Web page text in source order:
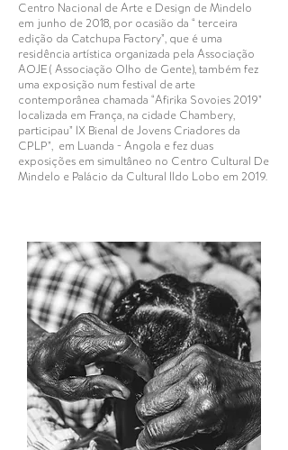
Centro Nacional de Arte e Design de Mindelo
em junho de 2018, por ocasião da “ terceira
edição da Catchupa Factory”, que é uma
residência artística organizada pela Associação
AOJE ( Associação Olho de Gente), também fez
uma exposição num festival de arte
contemporânea chamada “Afirika Sovoies 2019”
localizada em França, na cidade Chambery,
participau” IX Bienal de Jovens Criadores da
CPLP”, em Luanda - Angola e fez duas
exposições em simultâneo no Centro Cultural De
Mindelo e Palácio da Cultural Ildo Lobo em 2019.